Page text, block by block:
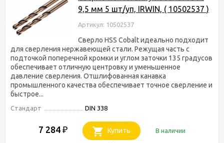
9,5 мм 5 шт/уп, IRWIN, ( 10502537 )
Артикул: 10502537
Сверло HSS Cobalt идеально подходит
для сверления нержавеющей стали. Режущая часть с
подточкой поперечной кромки и углом заточки 135 градусов
обеспечивает отличную центровку и уменьшенное
давление сверления. Отшлифованная канавка
промышленного качества обеспечивает точное сверление и
быстрое...
Стандарт DIN 338
7 284 ₽ Купить В наличии